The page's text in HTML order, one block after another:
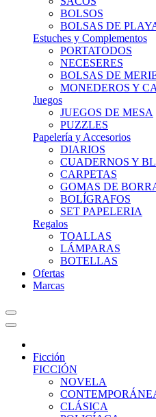
BOLSOS
BOLSAS DE
Estuches y Complementos
PORTATODOS
NECESERES
BOLSAS DE
MONEDEROS Y
Juegos
JUEGOS DE MESA
PUZZLES
Papelería y Accesorios
DIARIOS
CUADERNOS Y
CARPETAS
GOMAS DE
BOLÍGRAFOS
SET PAPELERIA
Regalos
TOALLAS
LÁMPARAS
BOTELLAS
Ofertas
Marcas
Ficción
FICCIÓN
NOVELA
CLÁSICA